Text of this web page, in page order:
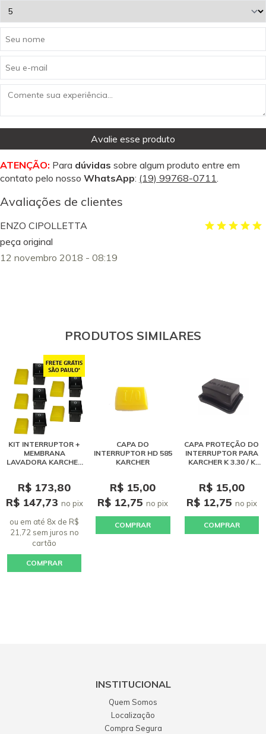
Avalie esse produto
ATENÇÃO: Para dúvidas sobre algum produto entre em
contato pelo nosso WhatsApp: (19) 99768-0711.
Avaliações de clientes
ENZO CIPOLLETTA
peça original
12 novembro 2018 - 08:19
PRODUTOS SIMILARES
KIT INTERRUPTOR +
MEMBRANA
LAVADORA KARCHER
R$ 173,80
R$ 147,73 no pix
ou em até 8x de R$
21,72 sem juros no
cartão
COMPRAR
CAPA DO
INTERRUPTOR HD 585
KARCHER
R$ 15,00
R$ 12,75no pix
COMPRAR
CAPA PROTEÇÃO DO
INTERRUPTOR PARA
KARCHER K 3.30 / K
R$ 15,00
R$ 12,75 no pix
COMPRAR
INSTITUCIONAL
Quem Somos
Localização
Compra Segura